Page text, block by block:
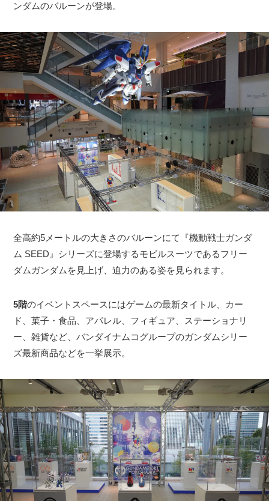
ンダムのバルーンが登場。
全高約5メートルの大きさのバルーンにて『機動戦士ガンダ
ム SEED』シリーズに登場するモビルスーツであるフリー
ダムガンダムを見上げ、迫力のある姿を見られます。
5階のイベントスペースにはゲームの最新タイトル、カー
ド、菓子・食品、アパレル、フィギュア、ステーショナリ
ー、雑貨など、バンダイナムコグループのガンダムシリー
ズ最新商品などを一挙展示。